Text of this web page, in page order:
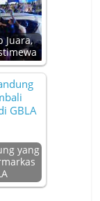
Juara,
yang